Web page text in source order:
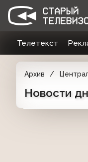
Телетекст
Архив
Новости